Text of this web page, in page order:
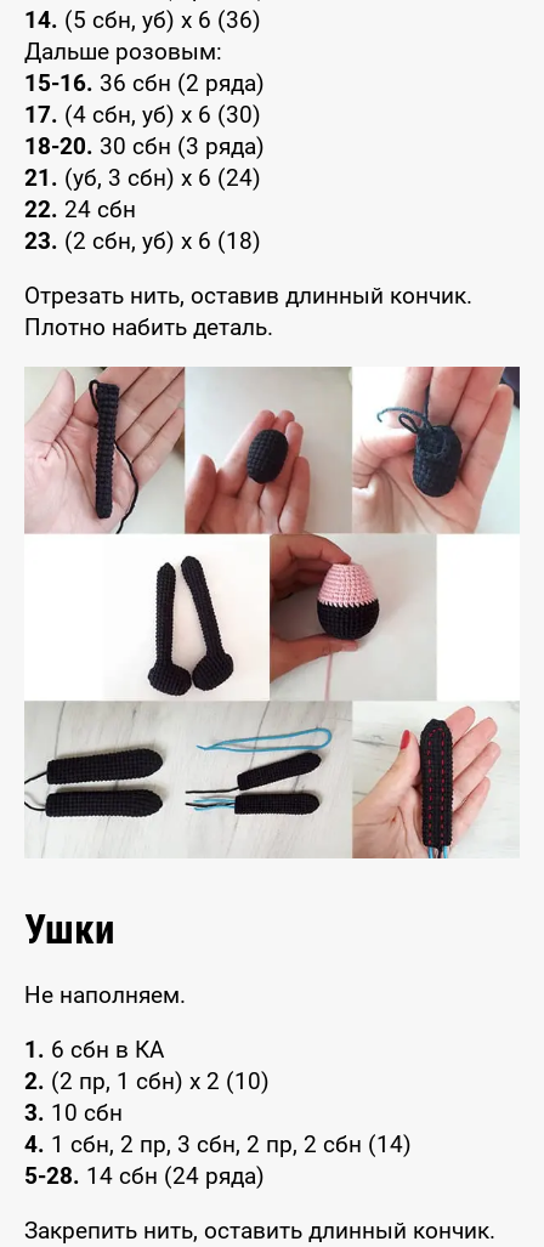
14. (5 сбн, уб) x 6 (36)
Дальше розовым:
15-16. 36 сбн (2 ряда)
17. (4 сбн, уб) x 6 (30)
18-20. 30 сбн (3 ряда)
21. (уб, 3 сбн) x 6 (24)
22. 24 сбн
23. (2 сбн, уб) x 6 (18)
Отрезать нить, оставив длинный кончик.
Плотно набить деталь.
Ушки
Не наполняем.
1. 6 сбн в КА
2. (2 пр, 1 сбн) x 2 (10)
3. 10 сбн
4. 1 сбн, 2 пр, 3 сбн, 2 пр, 2 сбн (14)
5-28. 14 сбн (24 ряда)
Закрепить нить, оставить длинный кончик.